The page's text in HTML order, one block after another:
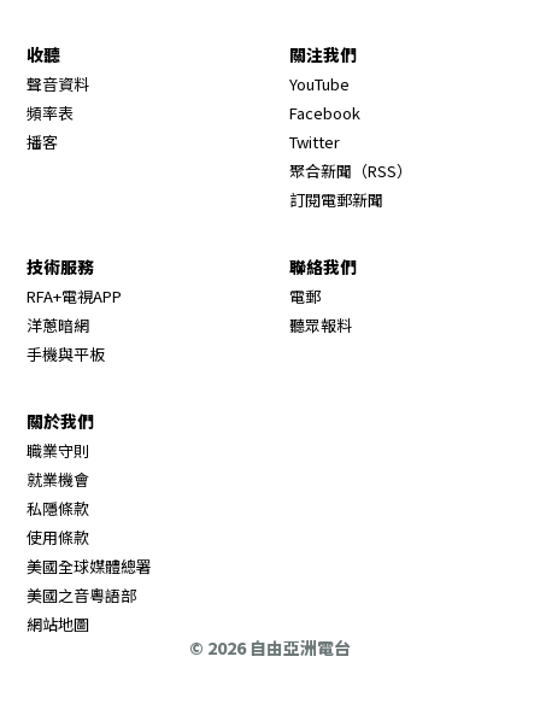
收聽
聲音資料
頻率表
播客
關注我們
YouTube
Facebook
Twitter
聚合新聞（RSS）
訂閱電郵新聞
技術服務
RFA+電視APP
洋蔥暗網
手機與平板
聯絡我們
電郵
聽眾報料
關於我們
職業守則
就業機會
私隱條款
使用條款
美國全球媒體總署
美國之音粵語部
網站地圖
© 2026 自由亞洲電台